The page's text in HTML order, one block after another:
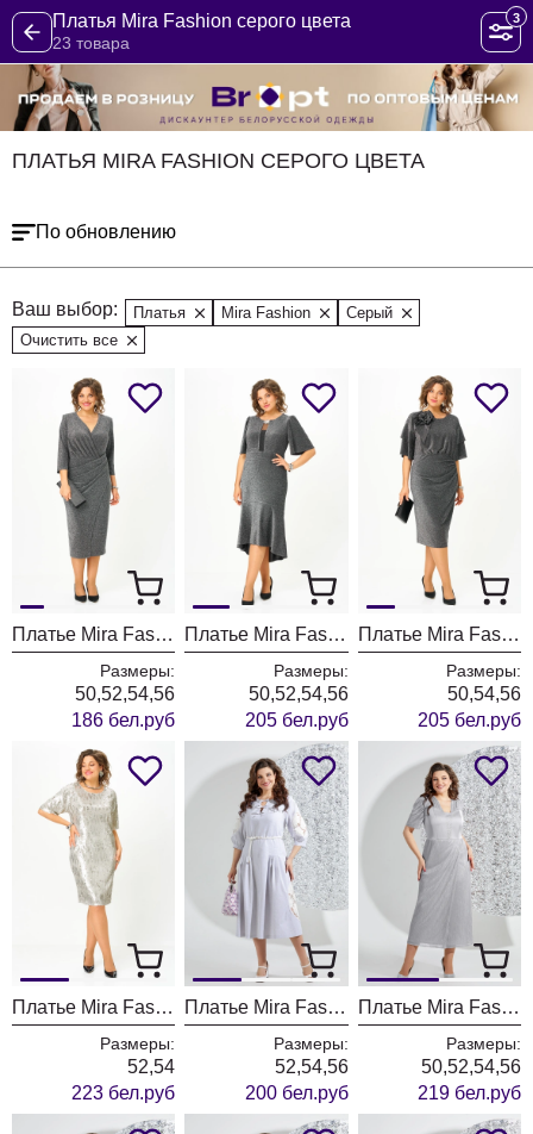
Платья Mira Fashion серого цвета
23 товара
3
ПЛАТЬЯ MIRA FASHION СЕРОГО ЦВЕТА
По обновлению
Ваш выбор: Платья Mira Fashion
Серый
Очистить все
Платье Mira Fashion 5653
Размеры:
50,52,54,56
186 бел.руб
Платье Mira Fashion 5629
Размеры:
50,52,54,56
205 бел.руб
Платье Mira Fashion 5628
Размеры:
50,54,56
205 бел.руб
Платье Mira Fashion 5634-2
Размеры:
52,54
223 бел.руб
Платье Mira Fashion 5542
Размеры:
52,54,56
200 бел.руб
Платье Mira Fashion 5530-2
Размеры:
50,52,54,56
219 бел.руб